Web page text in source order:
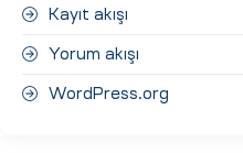
Kayıt akışı
Yorum akışı
WordPress.org